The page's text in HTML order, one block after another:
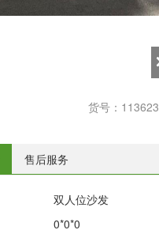
货号：113623
售后服务
双人位沙发
0*0*0